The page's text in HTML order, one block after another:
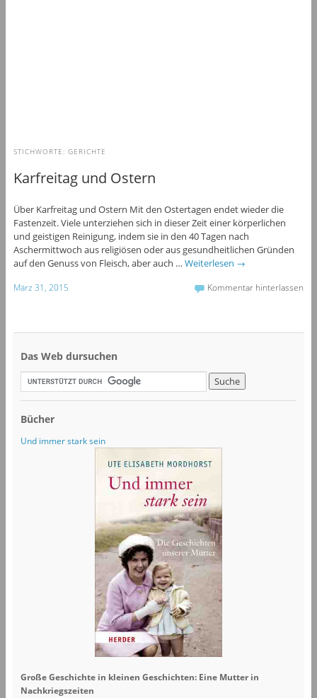
STICHWORTE: GERICHTE
Karfreitag und Ostern
Über Karfreitag und Ostern Mit den Ostertagen endet wieder die
Fastenzeit. Viele unterziehen sich in dieser Zeit einer körperlichen
und geistigen Reinigung, indem sie in den 40 Tagen nach
Aschermittwoch aus religiösen oder aus gesundheitlichen Gründen
auf den Genuss von Fleisch, aber auch … Weiterlesen →
März 31, 2015 Kommentar hinterlassen
Das Web dursuchen
Bücher
Und immer stark sein
Große Geschichte in kleinen Geschichten: Eine Mutter in
Nachkriegszeiten